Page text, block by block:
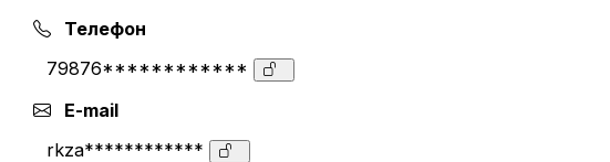
Телефон
79876************
E-mail
rkza************